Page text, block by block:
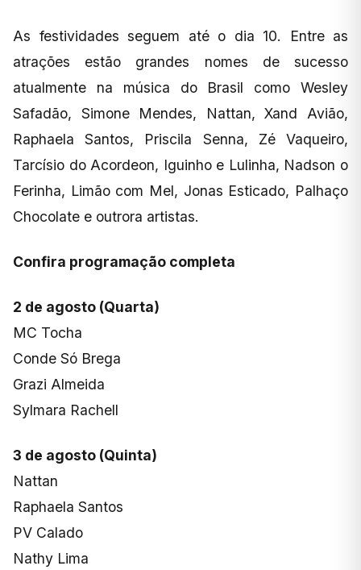
As festividades seguem até o dia 10. Entre as
atrações estão grandes nomes de sucesso
atualmente na música do Brasil como Wesley
Safadão, Simone Mendes, Nattan, Xand Avião,
Raphaela Santos, Priscila Senna, Zé Vaqueiro,
Tarcísio do Acordeon, Iguinho e Lulinha, Nadson o
Ferinha, Limão com Mel, Jonas Esticado, Palhaço
Chocolate e outrora artistas.
Confira programação completa
2 de agosto (Quarta)
MC Tocha
Conde Só Brega
Grazi Almeida
Sylmara Rachell
3 de agosto (Quinta)
Nattan
Raphaela Santos
PV Calado
Nathy Lima